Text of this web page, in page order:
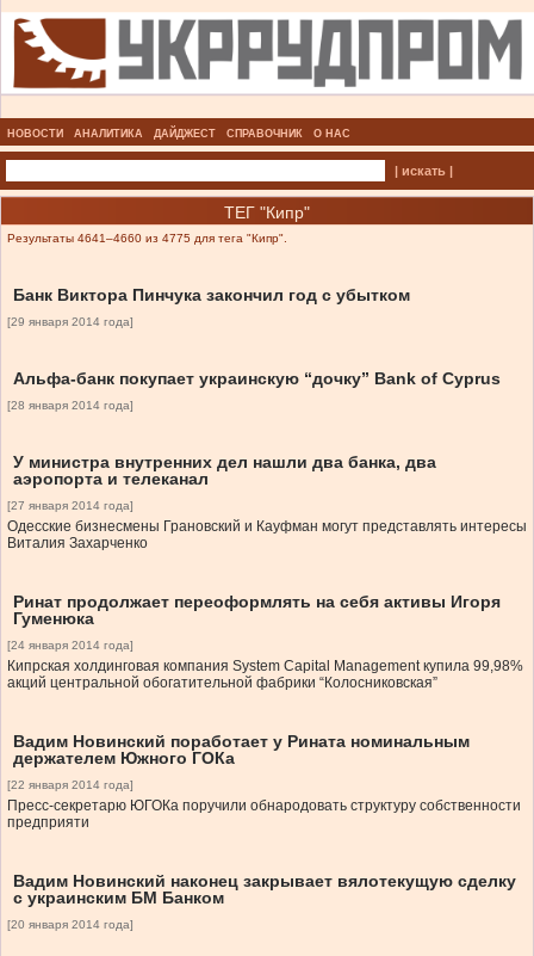
НОВОСТИ АНАЛИТИКА ДАЙДЖЕСТ СПРАВОЧНИК О НАС
| искать |
ТЕГ "Кипр"
Результаты 4641–4660 из 4775 для тега "Кипр".
Банк Виктора Пинчука закончил год с убытком
[29 января 2014 года]
Альфа-банк покупает украинскую “дочку” Bank of Cyprus
[28 января 2014 года]
У министра внутренних дел нашли два банка, два
аэропорта и телеканал
[27 января 2014 года]
Одесские бизнесмены Грановский и Кауфман могут представлять интересы
Виталия Захарченко
Ринат продолжает переоформлять на себя активы Игоря
Гуменюка
[24 января 2014 года]
Кипрская холдинговая компания System Capital Management купила 99,98%
акций центральной обогатительной фабрики “Колосниковская”
Вадим Новинский поработает у Рината номинальным
держателем Южного ГОКа
[22 января 2014 года]
Пресс-секретарю ЮГОКа поручили обнародовать структуру собственности
предприяти
Вадим Новинский наконец закрывает вялотекущую сделку
с украинским БМ Банком
[20 января 2014 года]